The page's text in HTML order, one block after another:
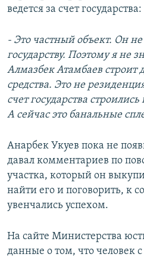
ведется за счет государства:
- Это частный объект. Он не
государству. Поэтому я не
Алмазбек Атамбаев строит
средства. Это не
счет государства
А сейчас это банальные
Анарбек Укуев пока не
давал комментариев по
участка, который он
найти его и поговорить, к
увенчались успехом.
На сайте Министерства
данные о том, что человек